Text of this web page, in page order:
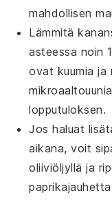
mahdollisen
Lämmitä
asteessa noin
ovat kuumia
lopputuloksen.
Jos haluat
aikana, voit
oliiviöljyllä ja
paprikajauhetta